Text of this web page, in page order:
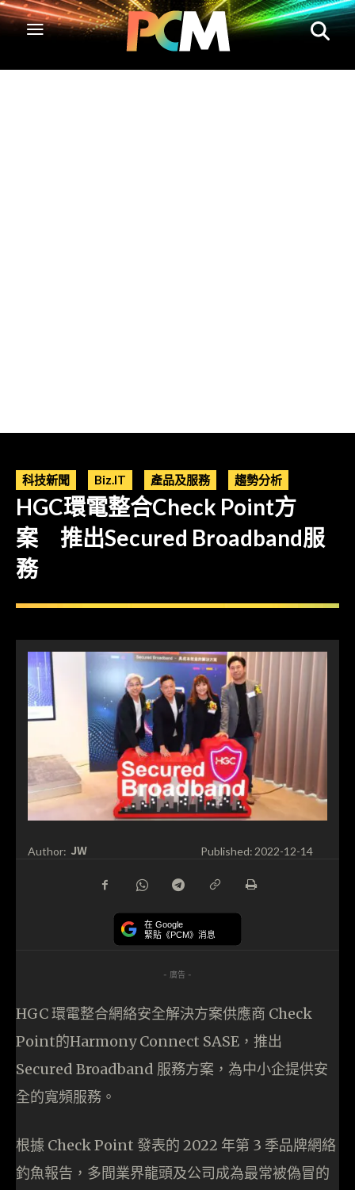
科技新聞 Biz.IT 產品及服務 趨勢分析
HGC環電整合Check Point方
案 推出Secured Broadband服
務
Author: JW Published: 2022-12-14
在 Google
緊貼《PCM》消息
- 廣告 -
HGC 環電整合網絡安全解決方案供應商 Check
Point的Harmony Connect SASE，推出
Secured Broadband 服務方案，為中小企提供安
全的寬頻服務。
根據 Check Point 發表的 2022 年第 3 季品牌網絡
釣魚報告，多間業界龍頭及公司成為最常被偽冒的